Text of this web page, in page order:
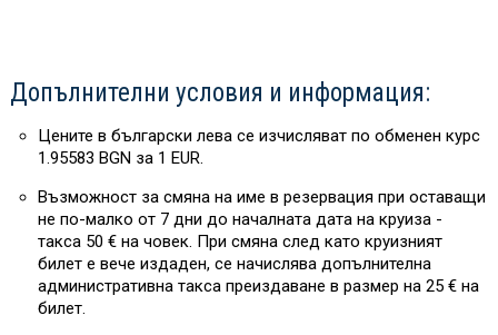
Допълнителни условия и информация:
Цените в български лева се изчисляват по обменен курс
1.95583 BGN за 1 EUR.
Възможност за смяна на име в резервация при оставащи
не по-малко от 7 дни до началната дата на круиза -
такса 50 € на човек. При смяна след като круизният
билет е вече издаден, се начислява допълнителна
административна такса преиздаване в размер на 25 € на
билет.